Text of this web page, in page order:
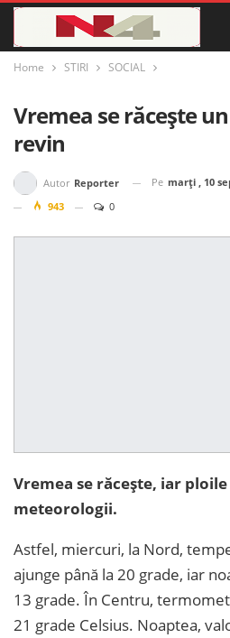
Home STIRI SOCIAL
Vremea se răcește
revin
Autor Reporter Pe marți , 10
943
0
Vremea se răcește, iar
meteorologii.
Astfel, miercuri, la Nord,
ajunge până la 20 grade, iar
13 grade. În Centru,
21 grade Celsius. Noaptea,